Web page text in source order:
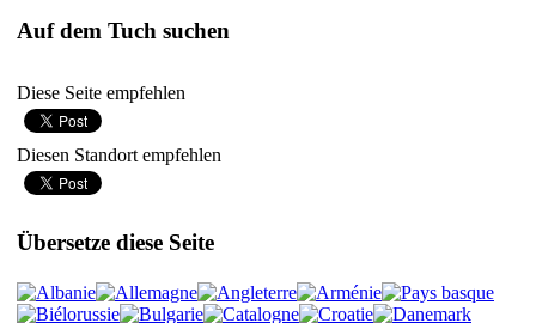
Auf dem Tuch suchen
Diese Seite empfehlen
Diesen Standort empfehlen
Übersetze diese Seite